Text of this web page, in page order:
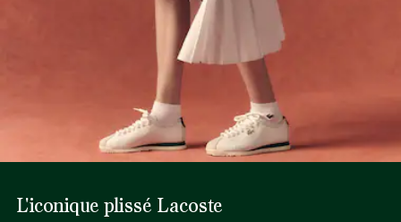
L'iconique plissé Lacoste